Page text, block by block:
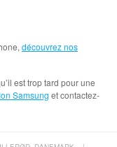
découvrez nos
est trop tard pour une
Samsung et contactez-